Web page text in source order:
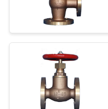
ΠΕΡΙΠΤΏΣΕΙΣ
SITEMAP
PRIVACY
POLICY